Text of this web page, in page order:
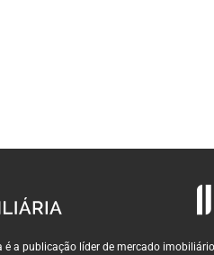
é a publicação líder de mercado